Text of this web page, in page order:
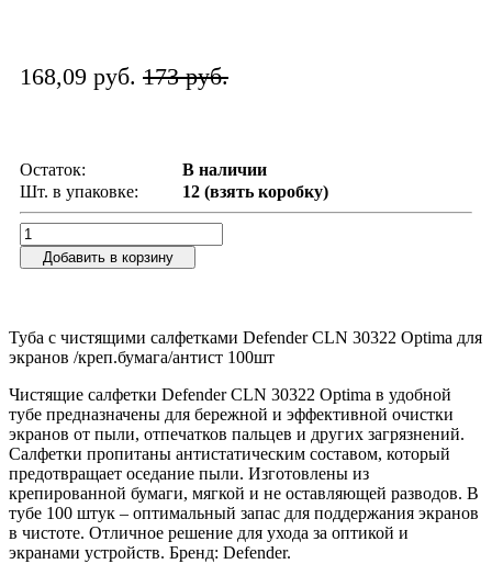
168,09 руб. 173 руб.
Остаток:
В наличии
Шт. в упаковке:
12 (взять коробку)
Добавить в корзину
Туба с чистящими салфетками Defender CLN 30322 Optima для
экранов /креп.бумага/антист 100шт
Чистящие салфетки Defender CLN 30322 Optima в удобной
тубе предназначены для бережной и эффективной очистки
экранов от пыли, отпечатков пальцев и других загрязнений.
Салфетки пропитаны антистатическим составом, который
предотвращает оседание пыли. Изготовлены из
крепированной бумаги, мягкой и не оставляющей разводов. В
тубе 100 штук – оптимальный запас для поддержания экранов
в чистоте. Отличное решение для ухода за оптикой и
экранами устройств. Бренд: Defender.